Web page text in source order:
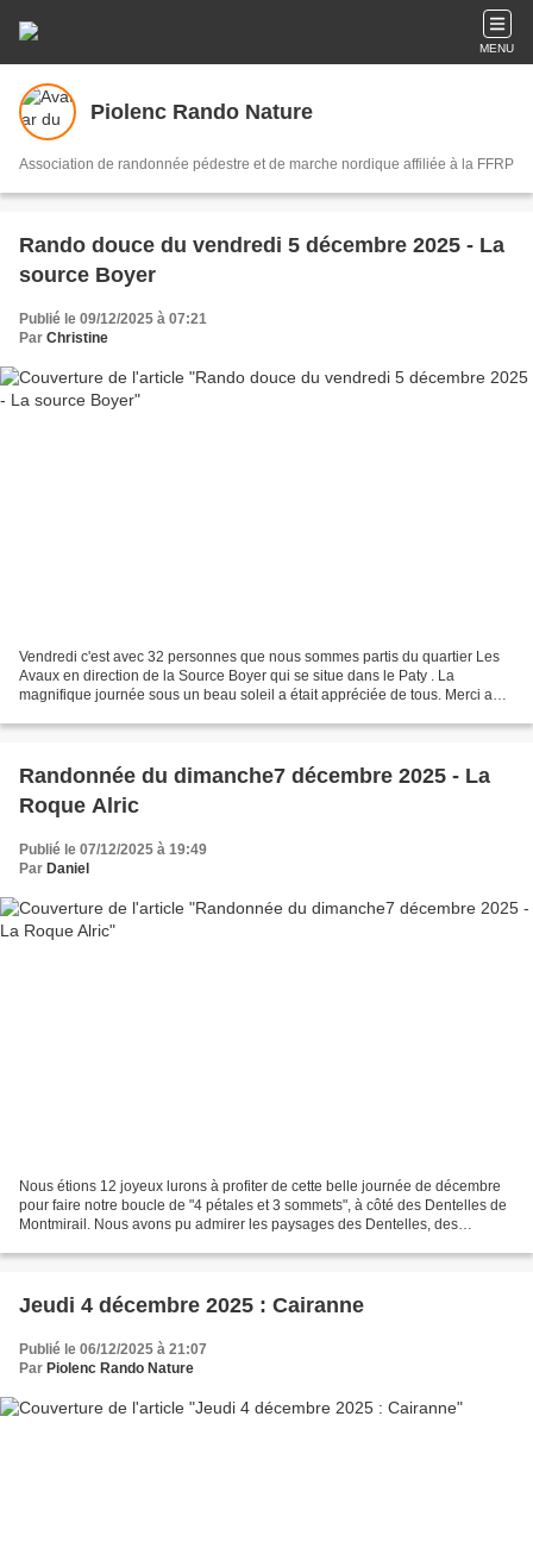
MENU
Piolenc Rando Nature
Association de randonnée pédestre et de marche nordique affiliée à la FFRP
Rando douce du vendredi 5 décembre 2025 - La
source Boyer
Publié le 09/12/2025 à 07:21
Par Christine
Vendredi c'est avec 32 personnes que nous sommes partis du quartier Les
Avaux en direction de la Source Boyer qui se situe dans le Paty . La
magnifique journée sous un beau soleil a était appréciée de tous. Merci aux
Randonnée du dimanche7 décembre 2025 - La
Roque Alric
Publié le 07/12/2025 à 19:49
Par Daniel
Nous étions 12 joyeux lurons à profiter de cette belle journée de décembre
pour faire notre boucle de "4 pétales et 3 sommets", à côté des Dentelles de
Montmirail. Nous avons pu admirer les paysages des Dentelles, des
Jeudi 4 décembre 2025 : Cairanne
Publié le 06/12/2025 à 21:07
Par Piolenc Rando Nature